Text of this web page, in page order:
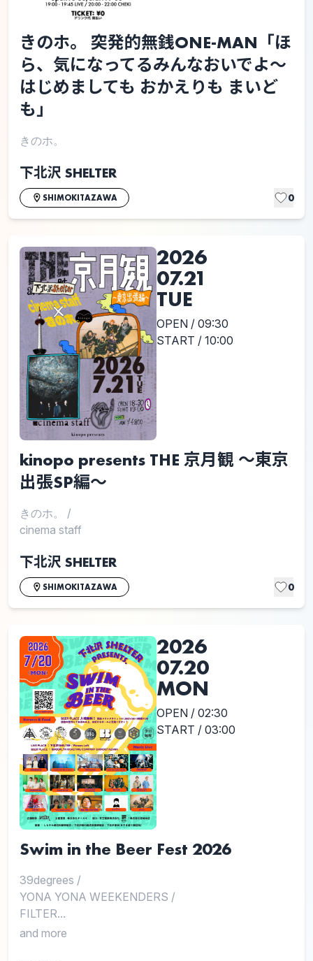
きのホ。 突発的無銭ONE-MAN「ほ
ら、気になってるみんなおいでよ〜
はじめましても おかえりも まいど
も」
きのホ。
下北沢 SHELTER
SHIMOKITAZAWA 0
2026
07.21
TUE
OPEN / 09:30
START / 10:00
kinopo presents THE 京月観 〜東京
出張SP編〜
きのホ。 /
cinema staff
下北沢 SHELTER
SHIMOKITAZAWA 0
2026
07.20
MON
OPEN / 02:30
START / 03:00
Swim in the Beer Fest 2026
39degrees /
YONA YONA WEEKENDERS /
FILTER...
and more